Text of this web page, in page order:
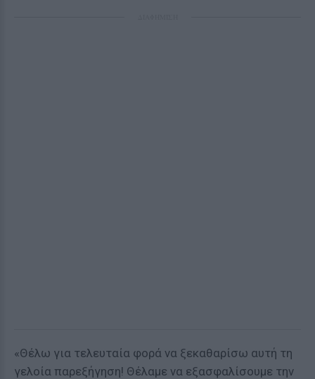
«Θέλω για τελευταία φορά να ξεκαθαρίσω αυτή τη
γελοία παρεξήγηση! Θέλαμε να εξασφαλίσουμε την